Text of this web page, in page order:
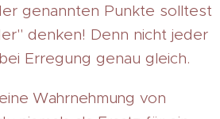
genannten Punkte solltest
denken! Denn nicht jeder
Erregung genau gleich.
Wahrnehmung von